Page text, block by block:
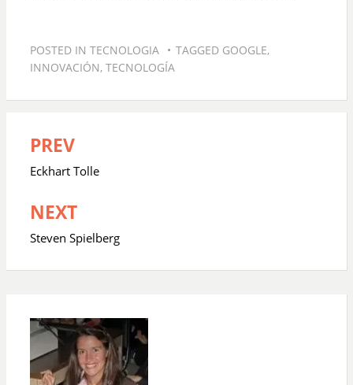
POSTED IN TECNOLOGIA TAGGED GOOGLE,
INNOVACIÓN, TECNOLOGÍA
Navegación
de
PREV
Eckhart Tolle
NEXT
Steven Spielberg